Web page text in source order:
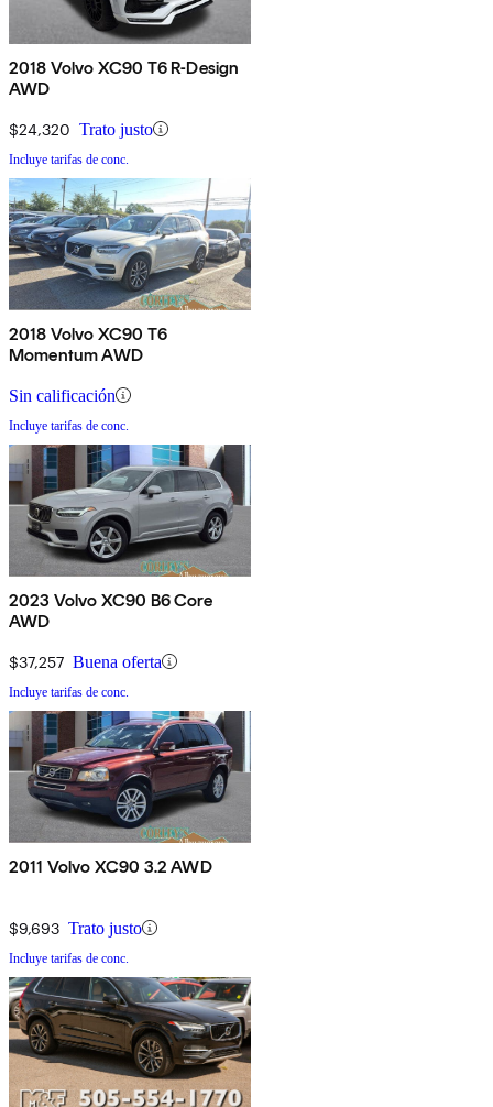
2018 Volvo XC90 T6 R-Design
AWD
$24,320 Trato justo
Incluye tarifas de conc.
2018 Volvo XC90 T6
Momentum AWD
Sin calificación
Incluye tarifas de conc.
2023 Volvo XC90 B6 Core
AWD
$37,257 Buena oferta
Incluye tarifas de conc.
2011 Volvo XC90 3.2 AWD
$9,693 Trato justo
Incluye tarifas de conc.